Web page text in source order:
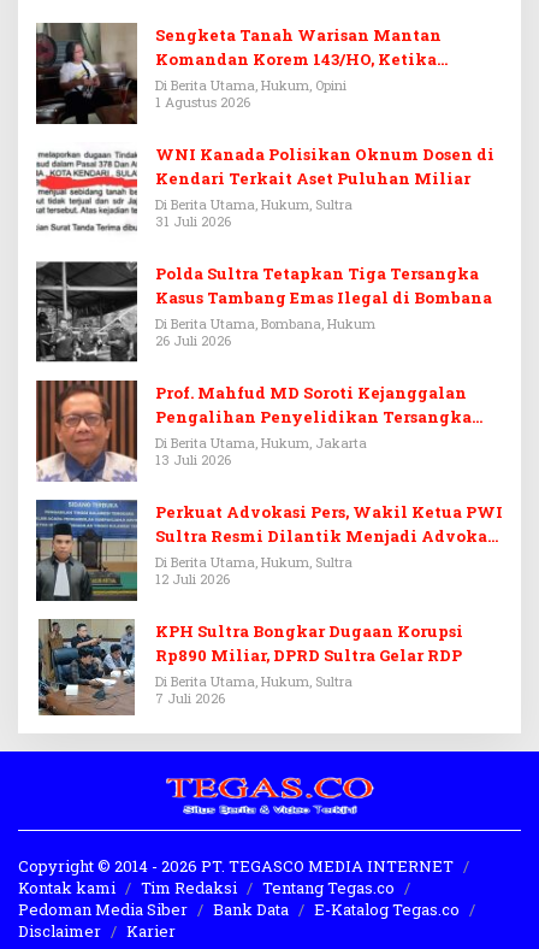
Sengketa Tanah Warisan Mantan
Komandan Korem 143/HO, Ketika
Warisan Menjadi Arena Pemerasan
Di Berita Utama, Hukum, Opini
1 Agustus 2026
WNI Kanada Polisikan Oknum Dosen di
Kendari Terkait Aset Puluhan Miliar
Di Berita Utama, Hukum, Sultra
31 Juli 2026
Polda Sultra Tetapkan Tiga Tersangka
Kasus Tambang Emas Ilegal di Bombana
Di Berita Utama, Bombana, Hukum
26 Juli 2026
Prof. Mahfud MD Soroti Kejanggalan
Pengalihan Penyelidikan Tersangka
Febrie Adriansyah
Di Berita Utama, Hukum, Jakarta
13 Juli 2026
Perkuat Advokasi Pers, Wakil Ketua PWI
Sultra Resmi Dilantik Menjadi Advokat
PERADI
Di Berita Utama, Hukum, Sultra
12 Juli 2026
KPH Sultra Bongkar Dugaan Korupsi
Rp890 Miliar, DPRD Sultra Gelar RDP
Di Berita Utama, Hukum, Sultra
7 Juli 2026
Copyright © 2014 - 2026 PT. TEGASCO MEDIA INTERNET
Kontak kami
Tim Redaksi
Tentang Tegas.co
Pedoman Media Siber
Bank Data
E-Katalog Tegas.co
Disclaimer
Karier